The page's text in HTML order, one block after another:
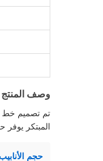
وصف المنتج
المبتكر يوفر
حجم